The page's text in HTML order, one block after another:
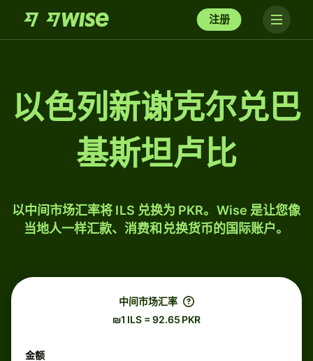
注册
以色列新谢克尔兑巴
基斯坦卢比
以中间市场汇率将 ILS 兑换为 PKR。Wise 是让您像
当地人一样汇款、消费和兑换货币的国际账户。
中间市场汇率
₪1 ILS = 92.65 PKR
金额